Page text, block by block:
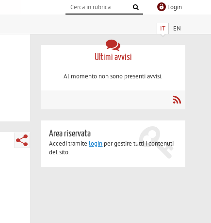
Login
IT EN
Ultimi avvisi
Al momento non sono presenti avvisi.
Area riservata
Accedi tramite login per gestire tutti i contenuti
del sito.